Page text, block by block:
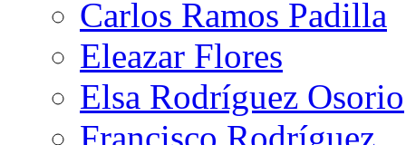
Carlos Ramos Padilla
Eleazar Flores
Elsa Rodríguez Osorio
Francisco Rodríguez